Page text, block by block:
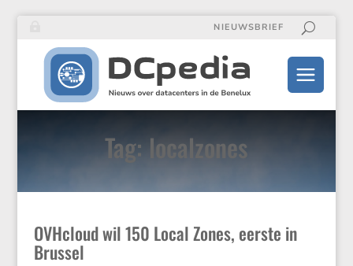
NIEUWSBRIEF
Tag: localzones
OVHcloud wil 150 Local Zones, eerste in
Brussel